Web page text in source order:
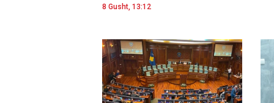
8 Gusht, 13:12